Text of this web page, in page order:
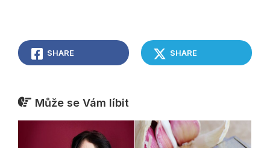
SHARE SHARE
Může se Vám líbit